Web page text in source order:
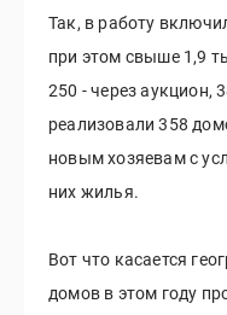
Так, в работу
при этом свыше 1,9
250 - через аукцион,
реализовали 358
новым хозяевам с
них жилья.
Вот что касается
домов в этом году